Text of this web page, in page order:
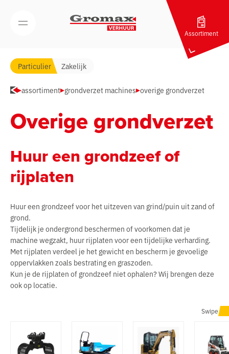
Open/Sluit mobiel menu
Assortiment
Particulier Zakelijk
assortiment grondverzet machines overige grondverzet
Overige grondverzet
Huur een grondzeef of
rijplaten
Huur een grondzeef voor het uitzeven van grind/puin uit zand of
grond.
Tijdelijk je ondergrond beschermen of voorkomen dat je
machine wegzakt, huur rijplaten voor een tijdelijke verharding.
Met rijplaten verdeel je het gewicht en bescherm je gevoelige
oppervlakken zoals bestrating en graszoden.
Kun je de rijplaten of grondzeef niet ophalen? Wij brengen deze
ook op locatie.
Swipe